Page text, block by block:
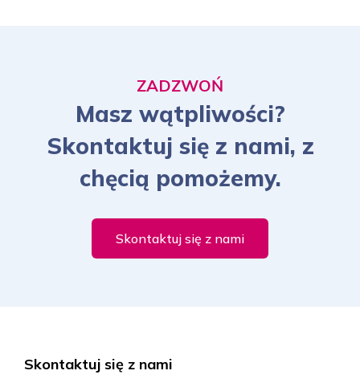
ZADZWOŃ
Masz wątpliwości?
Skontaktuj się z nami, z
chęcią pomożemy.
Skontaktuj się z nami
Skontaktuj się z nami